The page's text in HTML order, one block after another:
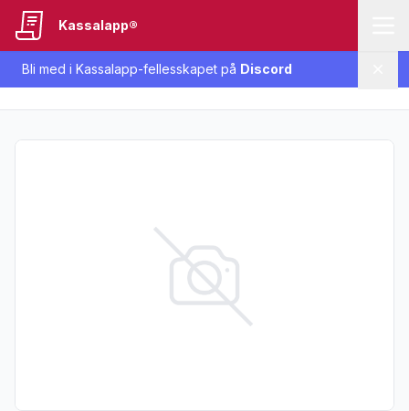
Bli med i Kassalapp-fellesskapet på Discord
Kassalapp®